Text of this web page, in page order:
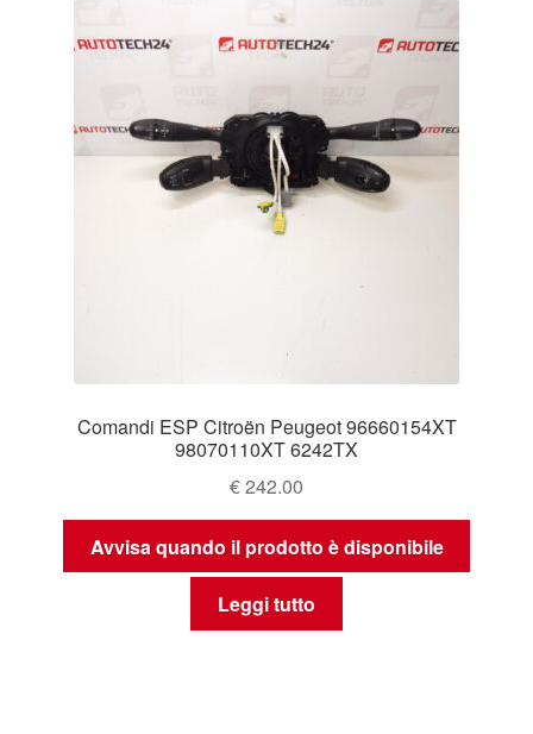
Comandi ESP Citroën Peugeot 96660154XT
98070110XT 6242TX
€242.00
Avvisa quando il prodotto è disponibile
Leggi tutto